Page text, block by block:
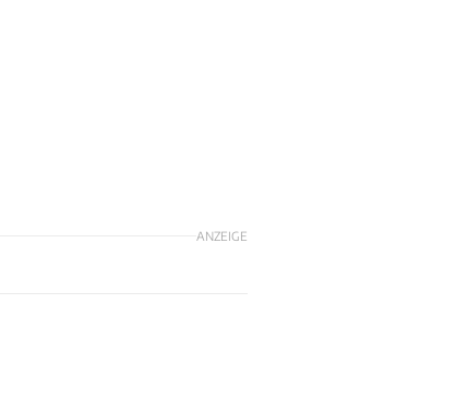
ANZEIGE